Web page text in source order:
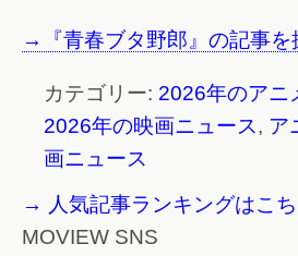
→『青春ブタ野郎』の記事を
カテゴリー: 2026年のアニ
2026年の映画ニュース, ア
画ニュース
→ 人気記事ランキングはこち
MOVIEW SNS